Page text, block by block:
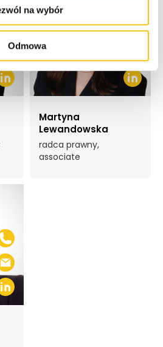
na wybór
Odmowa
Martyna
Lewandowska
radca prawny,
associate